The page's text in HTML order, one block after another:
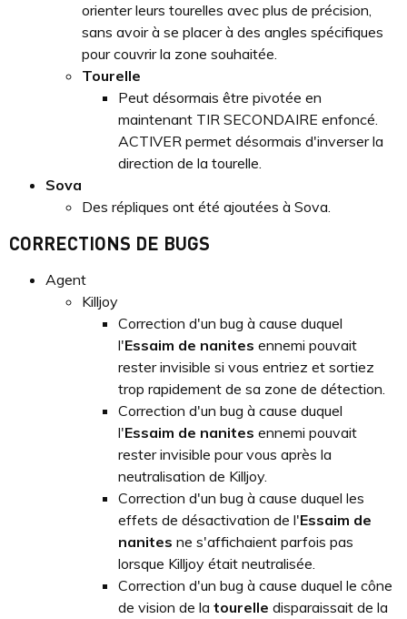
orienter leurs tourelles avec plus de précision,
sans avoir à se placer à des angles spécifiques
pour couvrir la zone souhaitée.
Tourelle
Peut désormais être pivotée en
maintenant TIR SECONDAIRE enfoncé.
ACTIVER permet désormais d'inverser la
direction de la tourelle.
Sova
Des répliques ont été ajoutées à Sova.
CORRECTIONS DE BUGS
Agent
Killjoy
Correction d'un bug à cause duquel
l'Essaim de nanites ennemi pouvait
rester invisible si vous entriez et sortiez
trop rapidement de sa zone de détection.
Correction d'un bug à cause duquel
l'Essaim de nanites ennemi pouvait
rester invisible pour vous après la
neutralisation de Killjoy.
Correction d'un bug à cause duquel les
effets de désactivation de l'Essaim de
nanites ne s'affichaient parfois pas
lorsque Killjoy était neutralisée.
Correction d'un bug à cause duquel le cône
de vision de la tourelle disparaissait de la